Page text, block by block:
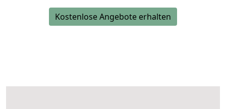
Kostenlose Angebote erhalten